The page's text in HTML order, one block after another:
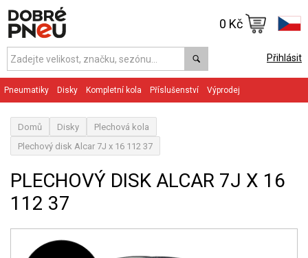
Přihlásit
0 Kč
Pneumatiky Disky Kompletní kola Příslušenství Výprodej
Domů Disky
Plechová kola
Plechový disk Alcar 7J x 16 112 37
PLECHOVÝ DISK ALCAR 7J X 16
112 37